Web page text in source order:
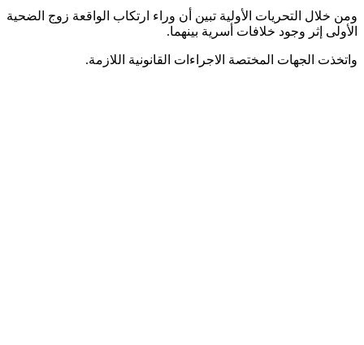
ومن خلال التحريات الأولية تبين أن وراء ارتكاب الواقعة زوج الضحية
الأولى إثر وجود خلافات أسرية بينهما.
واتخذت الجهات المختصة الاجراءات القانونية اللازمة.